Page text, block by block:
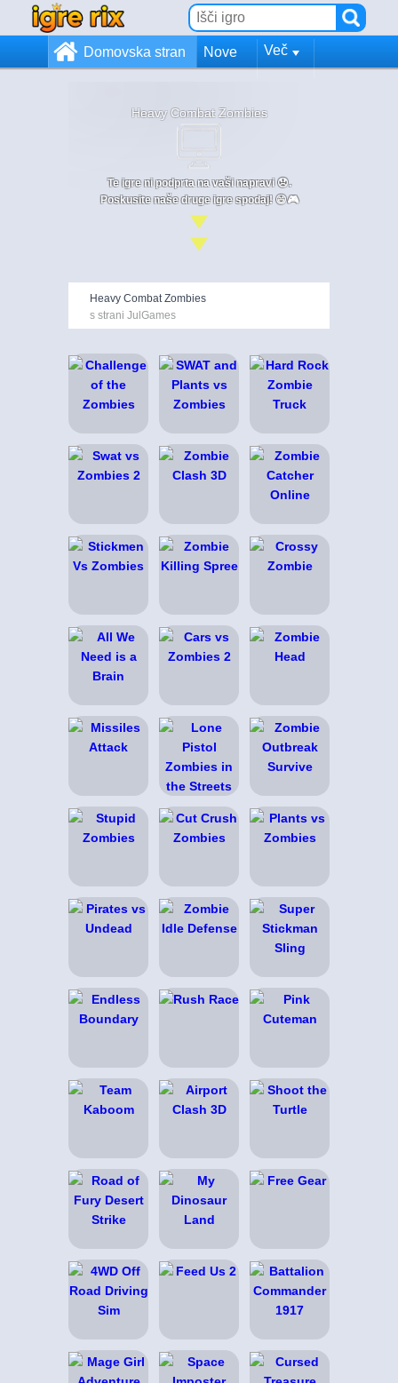
Domovska stran Nove Več
Heavy Combat Zombies
Te igre ni podprta na vaši napravi 😞.
Poskusite naše druge igre spodaj! 😄🎮
Heavy Combat Zombies
s strani JulGames